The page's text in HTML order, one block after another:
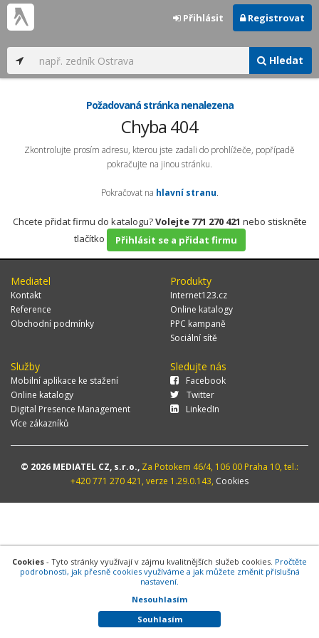
Hledat
Přihlásit Registrovat
Požadovaná stránka nenalezena
Chyba 404
Zkontrolujte prosím adresu, kterou jste zadali do prohlížeče, popřípadě
pokračujte na jinou stránku.
Pokračovat na hlavní stranu.
Chcete přidat firmu do katalogu?Volejte 771 270 421 nebo stiskněte
tlačítko
Přihlásit se a přidat firmu
Mediatel
Kontakt
Reference
Obchodní podmínky
Produkty
Internet123.cz
Online katalogy
PPC kampaně
Sociální sítě
Služby
Mobilní aplikace ke stažení
Online katalogy
Digital Presence Management
Více zákazníků
Sledujte nás
Facebook
Twitter
LinkedIn
© 2026 MEDIATEL CZ, s.r.o., Za Potokem 46/4, 106 00 Praha 10, tel.:
+420 771 270 421, verze 1.29.0.143, Cookies
Cookies - Tyto stránky využívají v zájmu kvalitnějších služeb cookies. Pročtěte
podrobnosti, jak přesně cookies využíváme a jak můžete změnit příslušná
nastavení.
Nesouhlasím
Souhlasím